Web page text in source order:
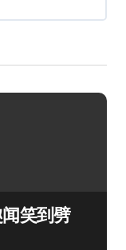
笑到劈